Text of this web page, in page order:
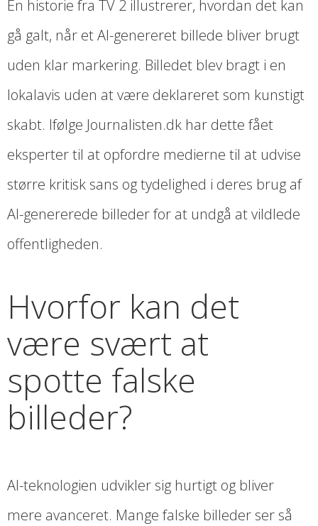
En historie fra TV 2 illustrerer, hvordan det kan
gå galt, når et AI-genereret billede bliver brugt
uden klar markering. Billedet blev bragt i en
lokalavis uden at være deklareret som kunstigt
skabt. Ifølge Journalisten.dk har dette fået
eksperter til at opfordre medierne til at udvise
større kritisk sans og tydelighed i deres brug af
AI-genererede billeder for at undgå at vildlede
offentligheden.
Hvorfor kan det
være svært at
spotte falske
billeder?
AI-teknologien udvikler sig hurtigt og bliver
mere avanceret. Mange falske billeder ser så